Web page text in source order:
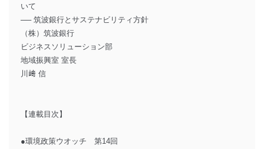
いて
── 筑波銀行とサステナビリティ方針
（株）筑波銀行
ビジネスソリューション部
地域振興室 室長
川﨑 信
【連載目次】
●環境政策ウオッチ 第14回